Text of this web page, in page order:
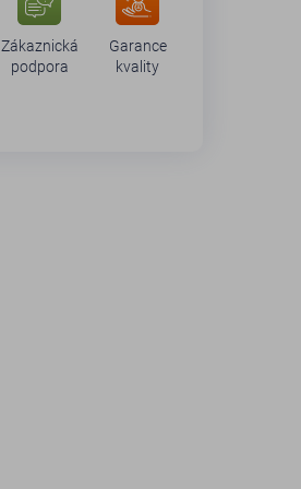
Zákaznická
podpora
Garance
kvality